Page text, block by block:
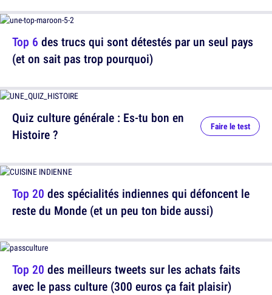
Quiz culture générale : Es-tu bon en
Histoire ?
Faire le test
Top 20 des meilleurs tweets sur les achats faits
avec le pass culture (300 euros ça fait plaisir)
Top 6 des trucs qui sont détestés par un seul pays
(et on sait pas trop pourquoi)
Top 20 des spécialités indiennes qui défoncent le
reste du Monde (et un peu ton bide aussi)